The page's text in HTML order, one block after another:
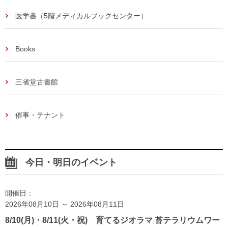
医学書（5階メディカルブックセンター）
Books
三省堂古書館
催事・テナント
今日・明日のイベント
開催日：
2026年08月10日 ～ 2026年08月11日
8/10(月)・8/11(火・祝) 育てるジオラマ 苔テラリウムワー